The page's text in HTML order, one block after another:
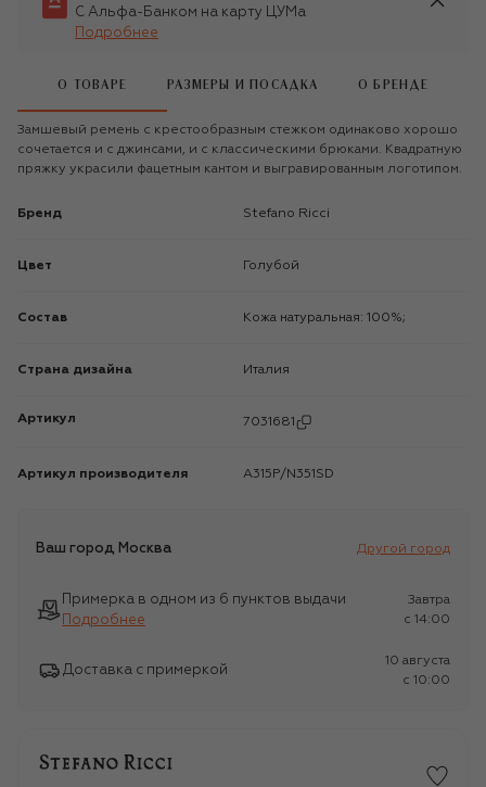
С Альфа-Банком на карту ЦУМа
Подробнее
О ТОВАРЕ РАЗМЕРЫ И ПОСАДКА О БРЕНДЕ
Замшевый ремень с крестообразным стежком одинаково хорошо
сочетается и с джинсами, и с классическими брюками. Квадратную
пряжку украсили фацетным кантом и выгравированным логотипом.
Бренд Stefano Ricci
Цвет Голубой
Состав Кожа натуральная: 100%;
Страна дизайна Италия
Артикул 7031681
Артикул производителя A315P/N351SD
Ваш город Москва Другой город
Примерка в одном из 6 пунктов выдачи
Подробнее
Завтра
c 14:00
Доставка с примеркой
10 августа
c 10:00